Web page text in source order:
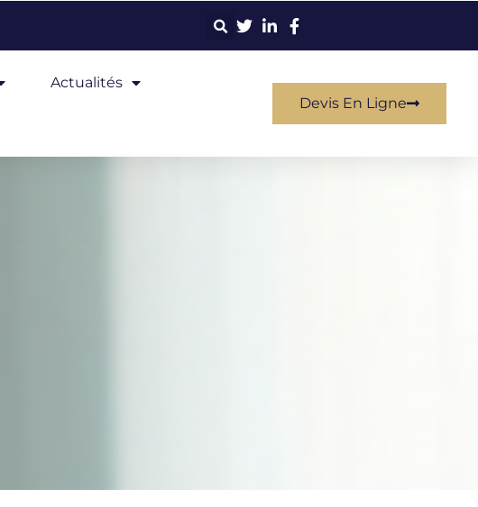
Actualités
Devis En Ligne